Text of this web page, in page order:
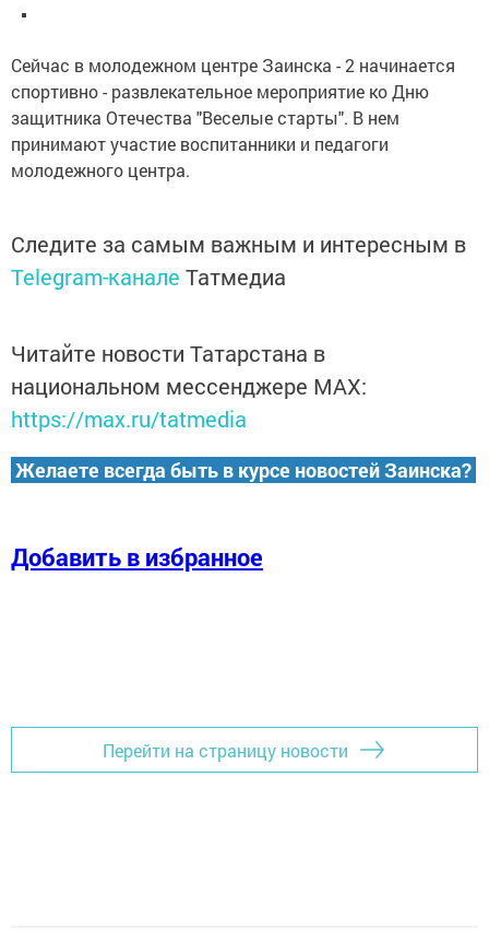
Сейчас в молодежном центре Заинска - 2 начинается
спортивно - развлекательное мероприятие ко Дню
защитника Отечества "Веселые старты". В нем
принимают участие воспитанники и педагоги
молодежного центра.
Следите за самым важным и интересным в
Telegram-канале Татмедиа
Читайте новости Татарстана в
национальном мессенджере MАХ:
https://max.ru/tatmedia
Желаете всегда быть в курсе новостей Заинска?
Добавить в избранное
Перейти на страницу новости